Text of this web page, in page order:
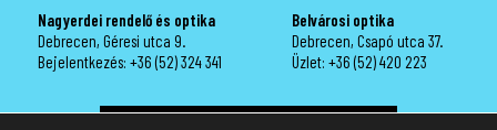
Nagyerdei rendelő és optika
Debrecen, Géresi utca 9.
Bejelentkezés: +36 (52) 324 341
Belvárosi optika
Debrecen, Csapó utca 37.
Üzlet: +36 (52) 420 223